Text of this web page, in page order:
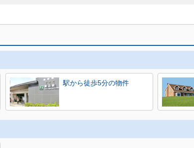
駅から徒歩5分の物件